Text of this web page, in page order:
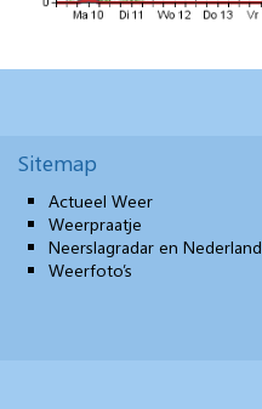
Sitemap
Actueel Weer
Weerpraatje
Neerslagradar en Nederland
Weerfoto’s